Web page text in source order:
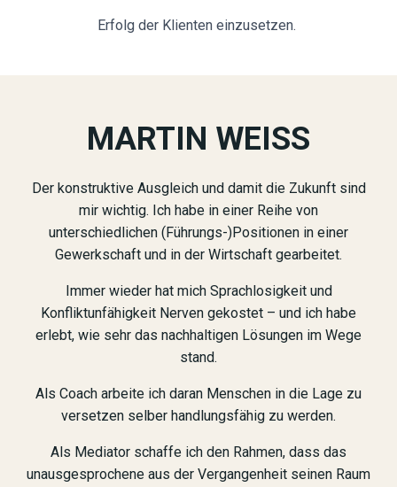
Erfolg der Klienten einzusetzen.
MARTIN WEISS
Der konstruktive Ausgleich und damit die Zukunft sind
mir wichtig. Ich habe in einer Reihe von
unterschiedlichen (Führungs-)Positionen in einer
Gewerkschaft und in der Wirtschaft gearbeitet.
Immer wieder hat mich Sprachlosigkeit und
Konfliktunfähigkeit Nerven gekostet – und ich habe
erlebt, wie sehr das nachhaltigen Lösungen im Wege
stand.
Als Coach arbeite ich daran Menschen in die Lage zu
versetzen selber handlungsfähig zu werden.
Als Mediator schaffe ich den Rahmen, dass das
unausgesprochene aus der Vergangenheit seinen Raum